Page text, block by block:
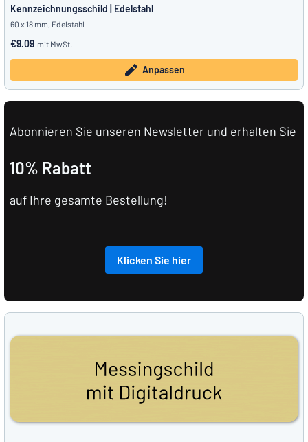
Kennzeichnungsschild | Edelstahl
60 x 18 mm, Edelstahl
€9.09 mit MwSt.
Anpassen
Abonnieren Sie unseren Newsletter und erhalten Sie
10% Rabatt
auf Ihre gesamte Bestellung!
Klicken Sie hier